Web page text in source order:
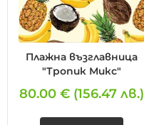
Плажна възглавница
"Тропик Микс"
80.00 € (156.47 лв.)